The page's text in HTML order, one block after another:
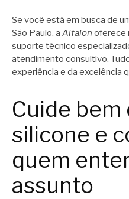
Se você está em busca de
São Paulo, a Alfalon oferece
suporte técnico
atendimento consultivo.
experiência e da excelência
Cuide bem
silicone e
quem
assunto